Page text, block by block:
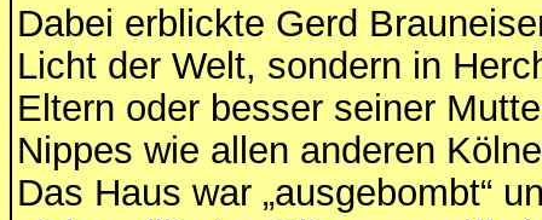
Dabei erblickte Gerd
Licht der Welt, sondern in
Eltern oder besser seiner
Nippes wie allen anderen
Das Haus war „ausgebombt“